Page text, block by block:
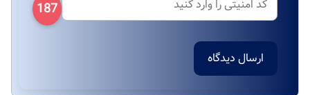
187
ارسال دیدگاه